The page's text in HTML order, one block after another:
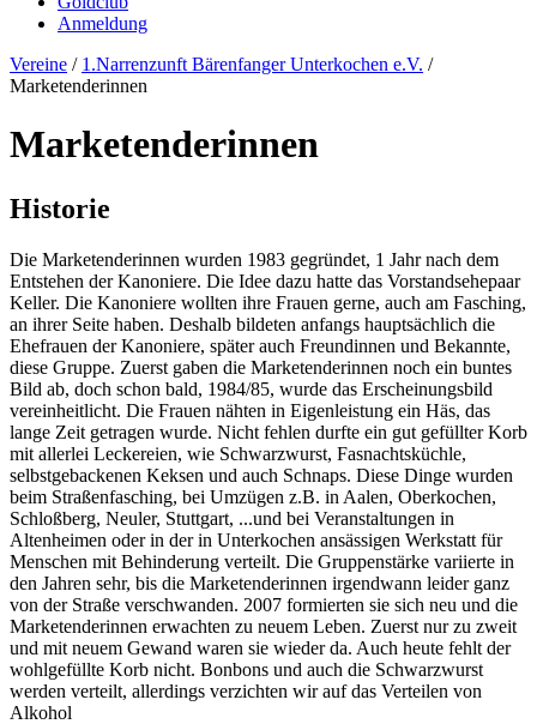
Anmeldung
Vereine / 1.Narrenzunft Bärenfanger Unterkochen e.V. /
Marketenderinnen
Marketenderinnen
Historie
Die Marketenderinnen wurden 1983 gegründet, 1 Jahr nach dem
Entstehen der Kanoniere. Die Idee dazu hatte das Vorstandsehepaar
Keller. Die Kanoniere wollten ihre Frauen gerne, auch am Fasching,
an ihrer Seite haben. Deshalb bildeten anfangs hauptsächlich die
Ehefrauen der Kanoniere, später auch Freundinnen und Bekannte,
diese Gruppe. Zuerst gaben die Marketenderinnen noch ein buntes
Bild ab, doch schon bald, 1984/85, wurde das Erscheinungsbild
vereinheitlicht. Die Frauen nähten in Eigenleistung ein Häs, das
lange Zeit getragen wurde. Nicht fehlen durfte ein gut gefüllter Korb
mit allerlei Leckereien, wie Schwarzwurst, Fasnachtsküchle,
selbstgebackenen Keksen und auch Schnaps. Diese Dinge wurden
beim Straßenfasching, bei Umzügen z.B. in Aalen, Oberkochen,
Schloßberg, Neuler, Stuttgart, ...und bei Veranstaltungen in
Altenheimen oder in der in Unterkochen ansässigen Werkstatt für
Menschen mit Behinderung verteilt. Die Gruppenstärke variierte in
den Jahren sehr, bis die Marketenderinnen irgendwann leider ganz
von der Straße verschwanden. 2007 formierten sie sich neu und die
Marketenderinnen erwachten zu neuem Leben. Zuerst nur zu zweit
und mit neuem Gewand waren sie wieder da. Auch heute fehlt der
wohlgefüllte Korb nicht. Bonbons und auch die Schwarzwurst
werden verteilt, allerdings verzichten wir auf das Verteilen von
Alkohol